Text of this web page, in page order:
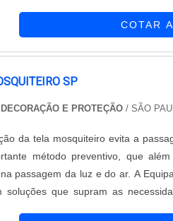
COTAR
SP
E PROTEÇÃO/ SÃO
da tela mosquiteiro evita a
método preventivo, que
passagem da luz e do ar. A
soluções que supram as